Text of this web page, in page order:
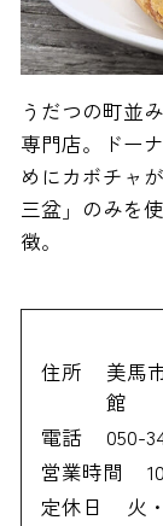
うだつの町並
専門店。ドー
めにカボチャ
三盆」のみを
徴。
住所
美馬
館
電話
050-
営業時間
定休日
火